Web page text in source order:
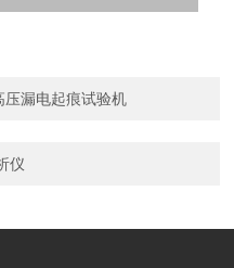
压漏电起痕试验机
仪